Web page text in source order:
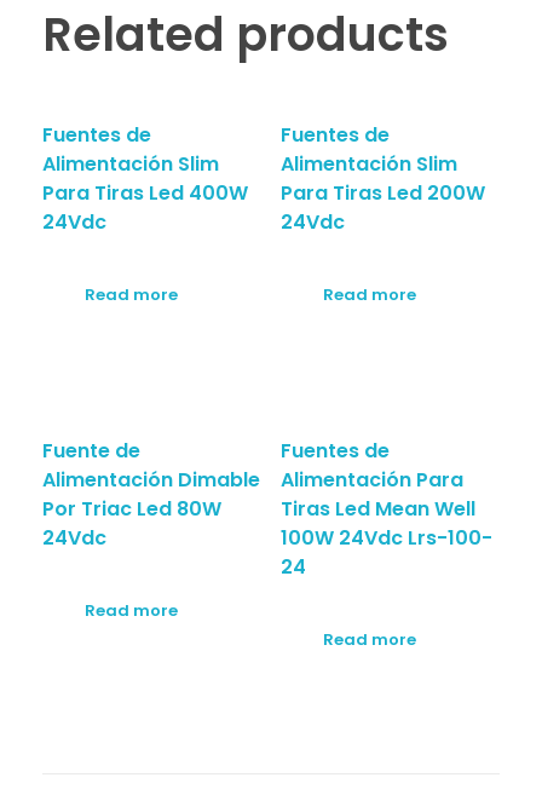
Related products
Fuentes de
Alimentación Slim
Para Tiras Led 400W
24Vdc
Read more
Fuentes de
Alimentación Slim
Para Tiras Led 200W
24Vdc
Read more
Fuente de
Alimentación Dimable
Por Triac Led 80W
24Vdc
Read more
Fuentes de
Alimentación Para
Tiras Led Mean Well
100W 24Vdc Lrs-100-
24
Read more